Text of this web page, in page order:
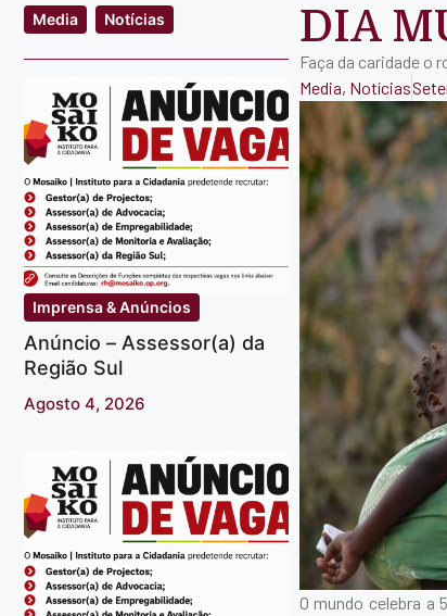
Media Notícias
Imprensa & Anúncios
Anúncio – Assessor(a) da
Região Sul
Agosto 4, 2026
DIA
Faça da caridade o
Media, Notícias
O mundo celebra